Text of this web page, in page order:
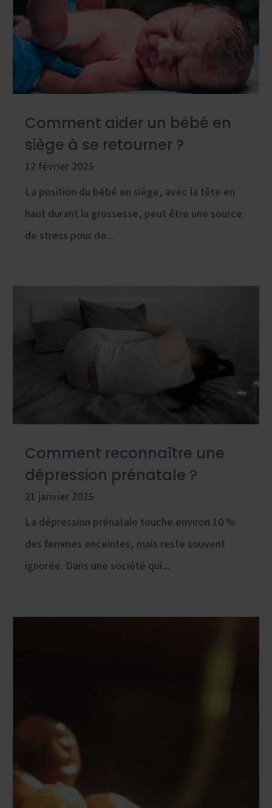
Comment aider un bébé en
siège à se retourner ?
12 février 2025
La position du bébé en siège, avec la tête en
haut durant la grossesse, peut être une source
de stress pour de...
Comment reconnaître une
dépression prénatale ?
21 janvier 2025
La dépression prénatale touche environ 10 %
des femmes enceintes, mais reste souvent
ignorée. Dans une société qui...